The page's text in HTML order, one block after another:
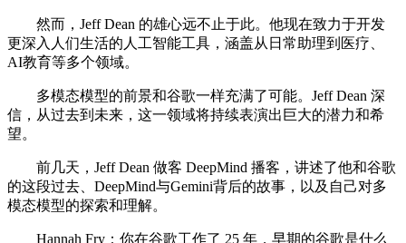
然而，Jeff Dean 的雄心远不止于此。他现在致力于开发
更深入人们生活的人工智能工具，涵盖从日常助理到医疗、
AI教育等多个领域。
多模态模型的前景和谷歌一样充满了可能。Jeff Dean 深
信，从过去到未来，这一领域将持续表演出巨大的潜力和希
望。
前几天，Jeff Dean 做客 DeepMind 播客，讲述了他和谷歌
的这段过去、DeepMind与Gemini背后的故事，以及自己对多
模态模型的探索和理解。
Hannah Fry：你在谷歌工作了 25 年，早期的谷歌是什么